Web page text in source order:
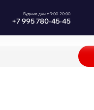
Будние дни с 9:00-20:00
+7 995 780‑45‑45